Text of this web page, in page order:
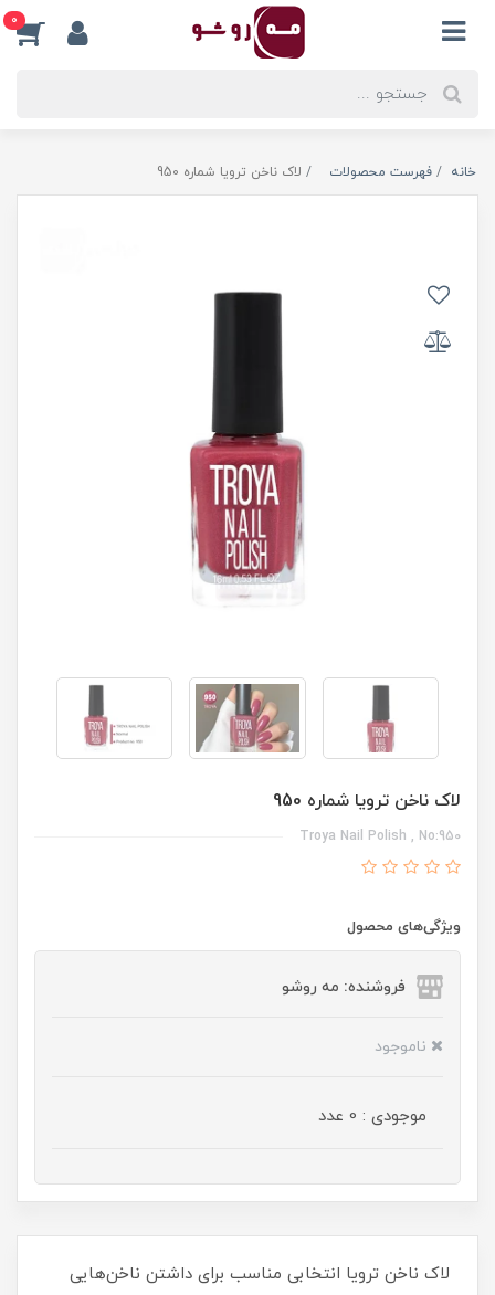
0
خانه فهرست محصولات لاک ناخن ترویا شماره 950
لاک ناخن ترویا شماره 950
Troya Nail Polish , No:950
ویژگی‌های محصول
فروشنده: مه رو‌شو
ناموجود
موجودی : 0 عدد
لاک ناخن ترویا انتخابی مناسب برای داشتن ناخن‌هایی